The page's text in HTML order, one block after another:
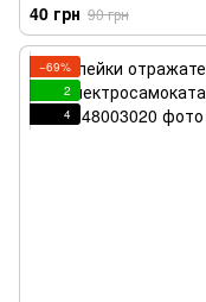
цвета
40 грн 90 грн
−69%
2
4